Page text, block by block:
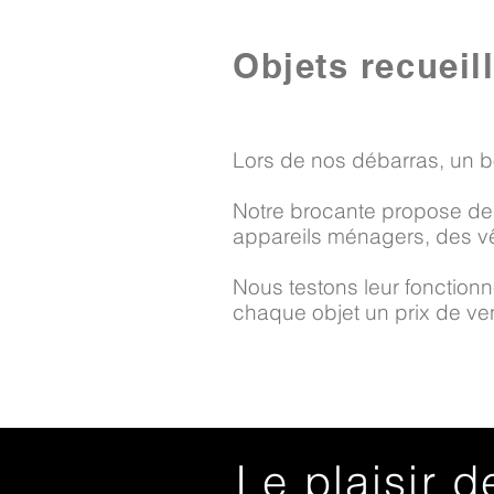
Objets
Lors de nos débarras, un
Notre brocante propose
appareils ménagers, des
Nous testons leur
chaque objet un prix de
Le plaisir